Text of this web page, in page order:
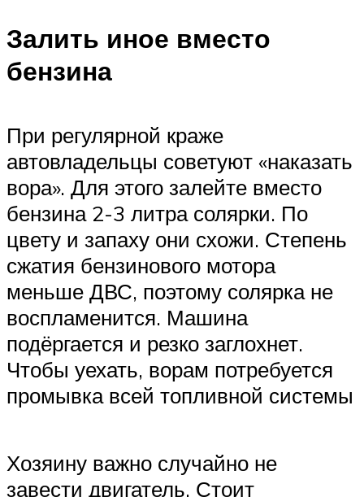
Залить иное вместо
бензина
При регулярной краже
автовладельцы советуют «наказать
вора». Для этого залейте вместо
бензина 2-3 литра солярки. По
цвету и запаху они схожи. Степень
сжатия бензинового мотора
меньше ДВС, поэтому солярка не
воспламенится. Машина
подёргается и резко заглохнет.
Чтобы уехать, ворам потребуется
промывка всей топливной системы
Хозяину важно случайно не
завести двигатель. Стоит